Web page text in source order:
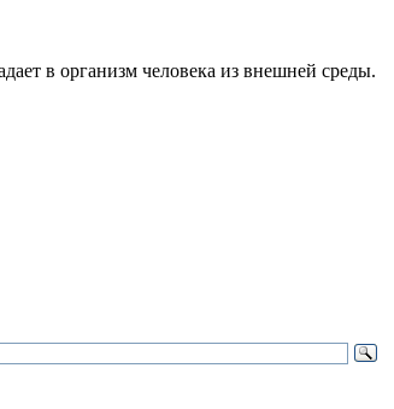
в организм человека из внешней среды.